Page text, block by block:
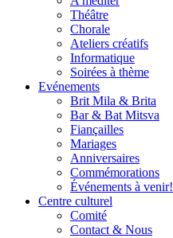
Théâtre
Chorale
Ateliers créatifs
Informatique
Soirées à thème
Evénements
Brit Mila & Brita
Bar & Bat Mitsva
Fiançailles
Mariages
Anniversaires
Commémorations
Événements à venir!
Centre culturel
Comité
Contact & Nous